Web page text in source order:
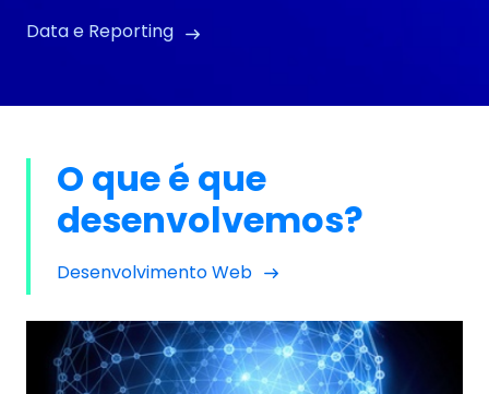
Data e Reporting
O que é que
desenvolvemos?
Desenvolvimento Web